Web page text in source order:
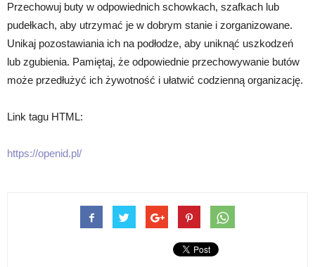
Przechowuj buty w odpowiednich schowkach, szafkach lub
pudełkach, aby utrzymać je w dobrym stanie i zorganizowane.
Unikaj pozostawiania ich na podłodze, aby uniknąć uszkodzeń
lub zgubienia. Pamiętaj, że odpowiednie przechowywanie butów
może przedłużyć ich żywotność i ułatwić codzienną organizację.
Link tagu HTML:
https://openid.pl/